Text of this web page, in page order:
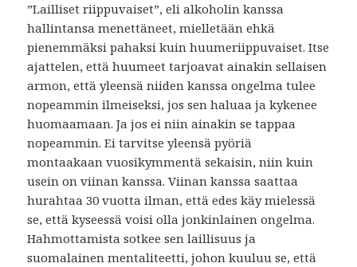
”Lailliset riippuvaiset”, eli alkoholin kanssa
hallintansa menettäneet, mielletään ehkä
pienemmäksi pahaksi kuin huumeriippuvaiset. Itse
ajattelen, että huumeet tarjoavat ainakin sellaisen
armon, että yleensä niiden kanssa ongelma tulee
nopeammin ilmeiseksi, jos sen haluaa ja kykenee
huomaamaan. Ja jos ei niin ainakin se tappaa
nopeammin. Ei tarvitse yleensä pyöriä
montaakaan vuosikymmentä sekaisin, niin kuin
usein on viinan kanssa. Viinan kanssa saattaa
hurahtaa 30 vuotta ilman, että edes käy mielessä
se, että kyseessä voisi olla jonkinlainen ongelma.
Hahmottamista sotkee sen laillisuus ja
suomalainen mentaliteetti, johon kuuluu se, että